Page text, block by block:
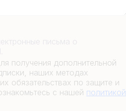
получения дополнительной
наших методах
обязательствах по защите и
с нашей политикой